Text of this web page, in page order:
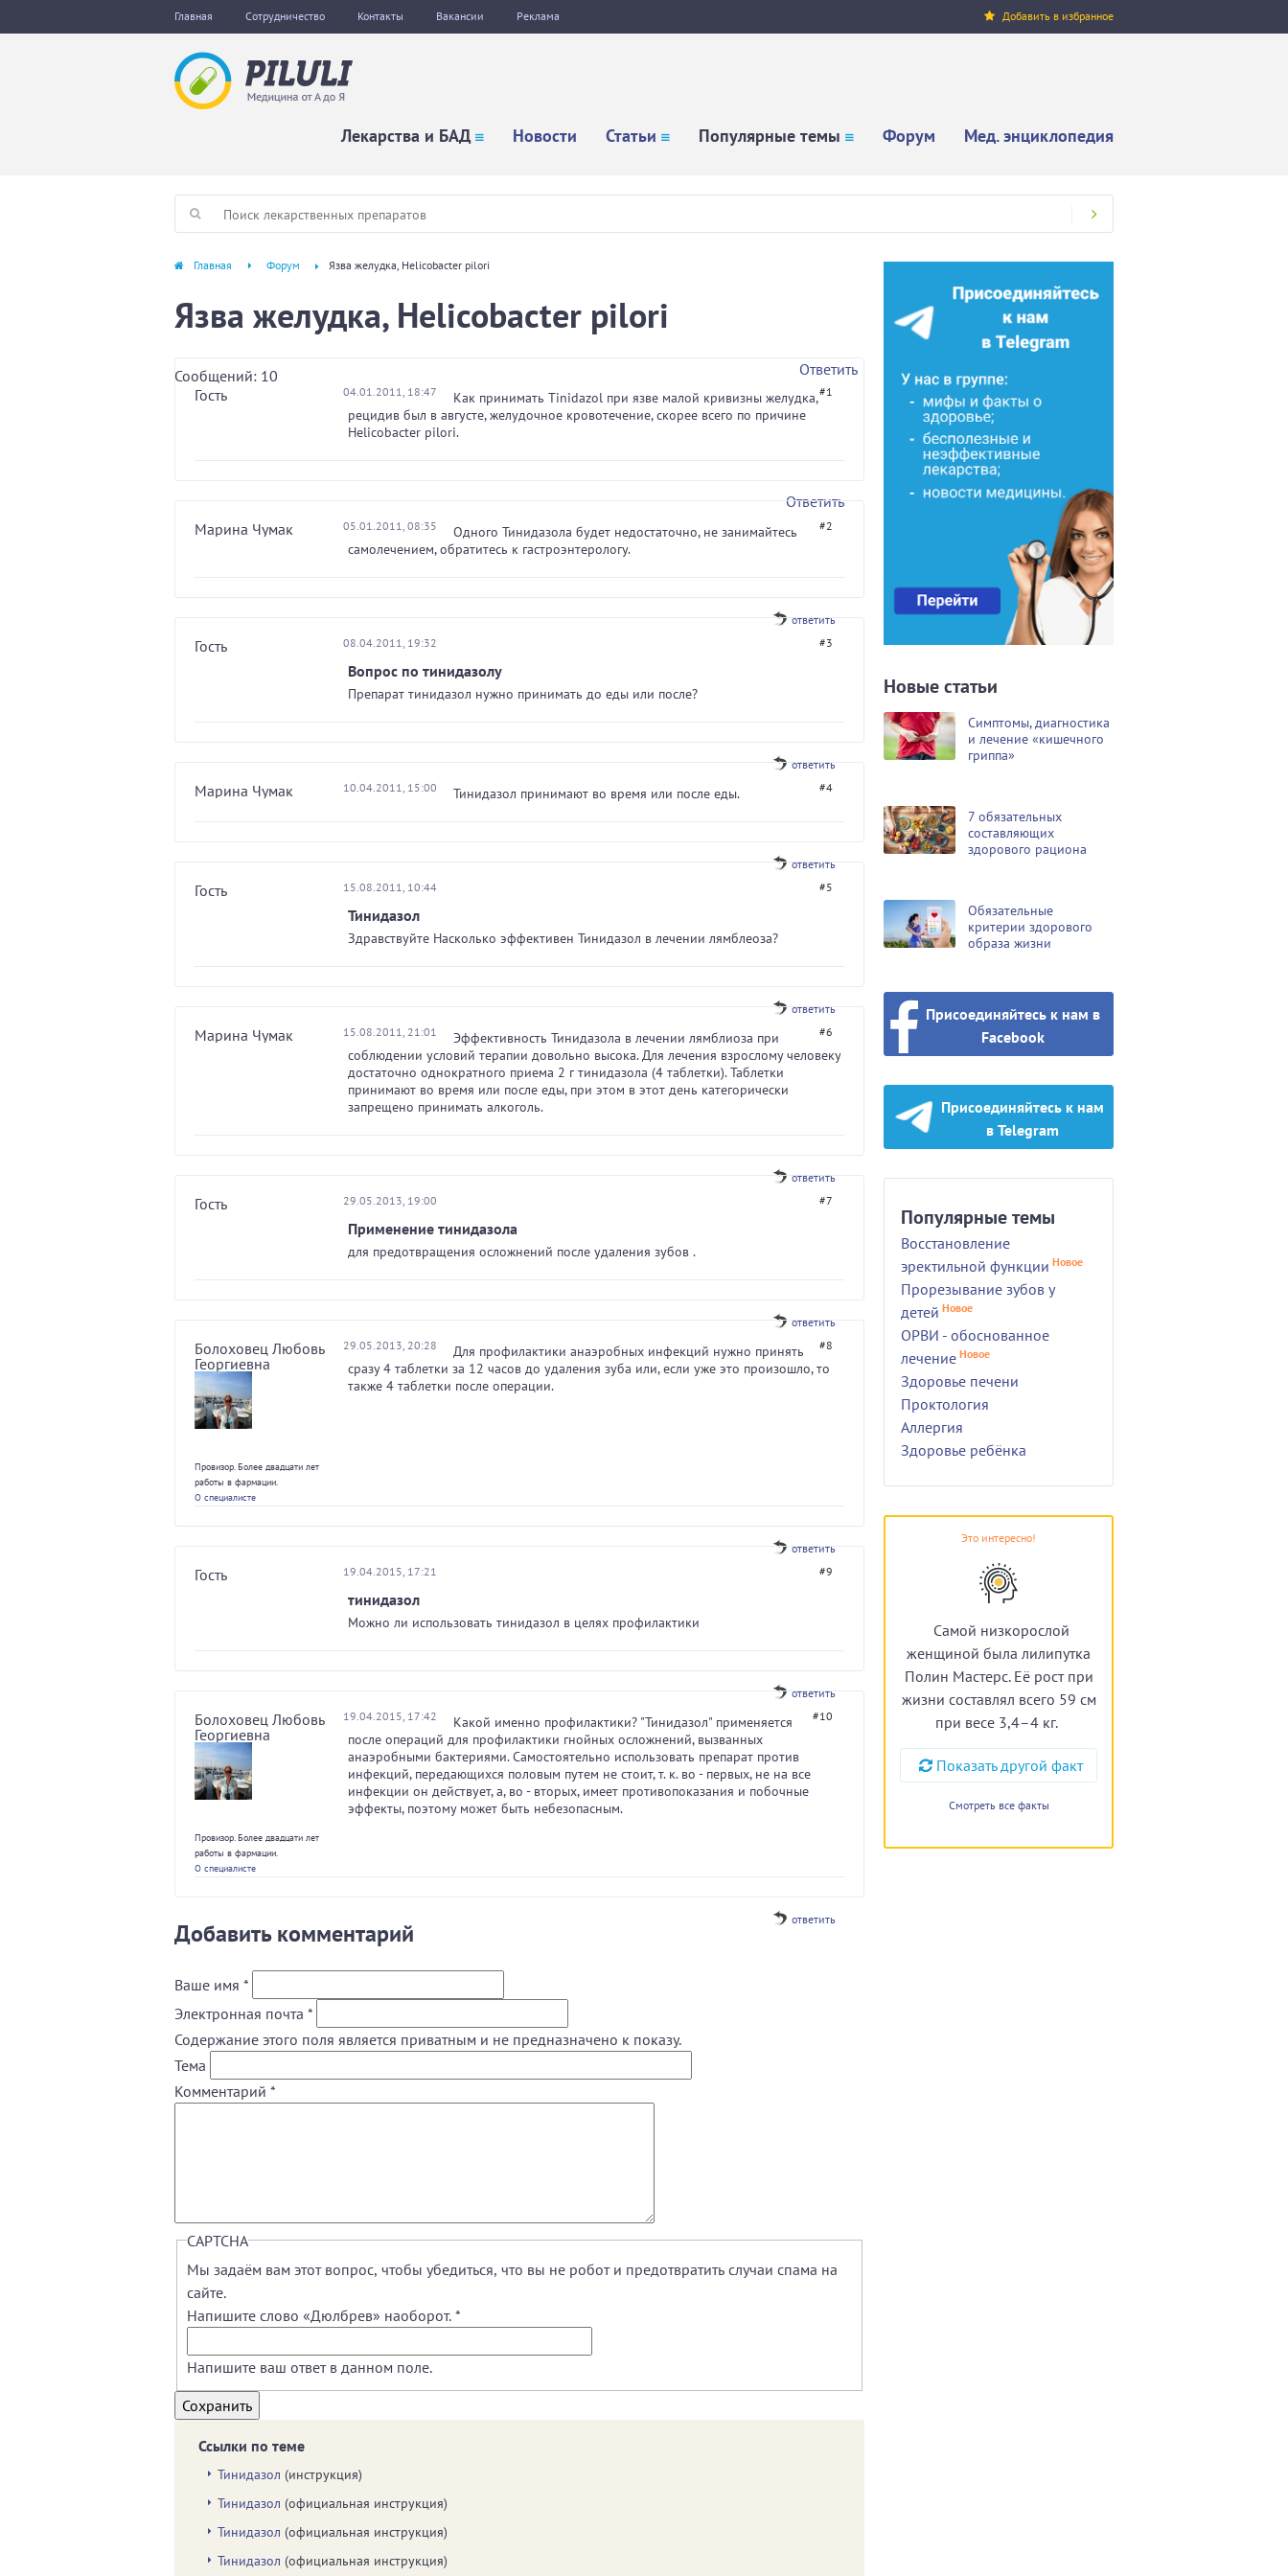
Главная Сотрудничество Контакты Вакансии Реклама Добавить в избранное
Лекарства и БАД Новости Статьи Популярные темы Форум Мед. энциклопедия
Главная Форум Язва желудка, Helicobacter pilori
Язва желудка, Helicobacter pilori
Сообщений: 10
Ответить
Гость
04.01.2011, 18:47 #1
Как принимать Tinidazol при язве малой кривизны желудка,
рецидив был в августе, желудочное кровотечение, скорее всего по причине
Helicobacter pilori.
Ответить
Марина Чумак
05.01.2011, 08:35 #2
Одного Тинидазола будет недостаточно, не занимайтесь
самолечением, обратитесь к гастроэнтерологу.
ответить
Гость 08.04.2011, 19:32 #3
Вопрос по тинидазолу
Препарат тинидазол нужно принимать до еды или после?
ответить
Марина Чумак 10.04.2011, 15:00 #4
Тинидазол принимают во время или после еды.
ответить
Гость 15.08.2011, 10:44 #5
Тинидазол
Здравствуйте Насколько эффективен Тинидазол в лечении лямблеоза?
ответить
Марина Чумак 15.08.2011, 21:01 #6
Эффективность Тинидазола в лечении лямблиоза при
соблюдении условий терапии довольно высока. Для лечения взрослому человеку
достаточно однократного приема 2 г тинидазола (4 таблетки). Таблетки
принимают во время или после еды, при этом в этот день категорически
запрещено принимать алкоголь.
ответить
Гость 29.05.2013, 19:00 #7
Применение тинидазола
для предотвращения осложнений после удаления зубов .
ответить
Болоховец Любовь
Георгиевна
Провизор. Более двадцати лет
работы в фармации.
О специалисте
29.05.2013, 20:28 #8
Для профилактики анаэробных инфекций нужно принять
сразу 4 таблетки за 12 часов до удаления зуба или, если уже это произошло, то
также 4 таблетки после операции.
ответить
Гость 19.04.2015, 17:21 #9
тинидазол
Можно ли использовать тинидазол в целях профилактики
ответить
Болоховец Любовь
Георгиевна
Провизор. Более двадцати лет
работы в фармации.
О специалисте
19.04.2015, 17:42 #10
Какой именно профилактики? "Тинидазол" применяется
после операций для профилактики гнойных осложнений, вызванных
анаэробными бактериями. Самостоятельно использовать препарат против
инфекций, передающихся половым путем не стоит, т. к. во - первых, не на все
инфекции он действует, а, во - вторых, имеет противопоказания и побочные
эффекты, поэтому может быть небезопасным.
ответить
Добавить комментарий
Ваше имя *
Электронная почта *
Содержание этого поля является приватным и не предназначено к показу.
Тема
Комментарий *
CAPTCHA
Мы задаём вам этот вопрос, чтобы убедиться, что вы не робот и предотвратить случаи спама на
сайте.
Напишите слово «Дюлбрев» наоборот. *
Напишите ваш ответ в данном поле.
Ссылки по теме
Тинидазол (инструкция)
Тинидазол (официальная инструкция)
Тинидазол (официальная инструкция)
Тинидазол (официальная инструкция)
Новые статьи
Симптомы, диагностика
и лечение «кишечного
гриппа»
7 обязательных
составляющих
здорового рациона
Обязательные
критерии здорового
образа жизни
Присоединяйтесь к нам в
Facebook
Присоединяйтесь к нам
в Telegram
Популярные темы
Восстановление
эректильной функции Новое
Прорезывание зубов у
детей Новое
ОРВИ - обоснованное
лечение Новое
Здоровье печени
Проктология
Аллергия
Здоровье ребёнка
Это интересно!
Самой низкорослой
женщиной была лилипутка
Полин Мастерс. Её рост при
жизни составлял всего 59 см
при весе 3,4–4 кг.
Показать другой факт
Смотреть все факты